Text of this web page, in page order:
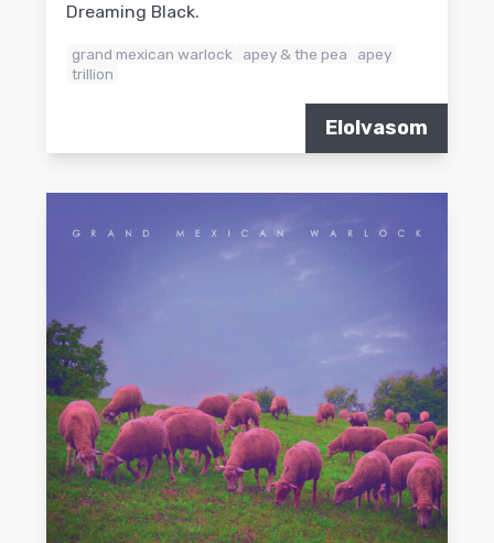
Dreaming Black.
grand mexican warlock apey & the pea
apey
trillion
Elolvasom